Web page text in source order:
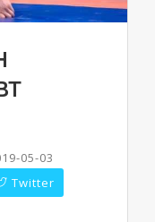
05-03
Twitter